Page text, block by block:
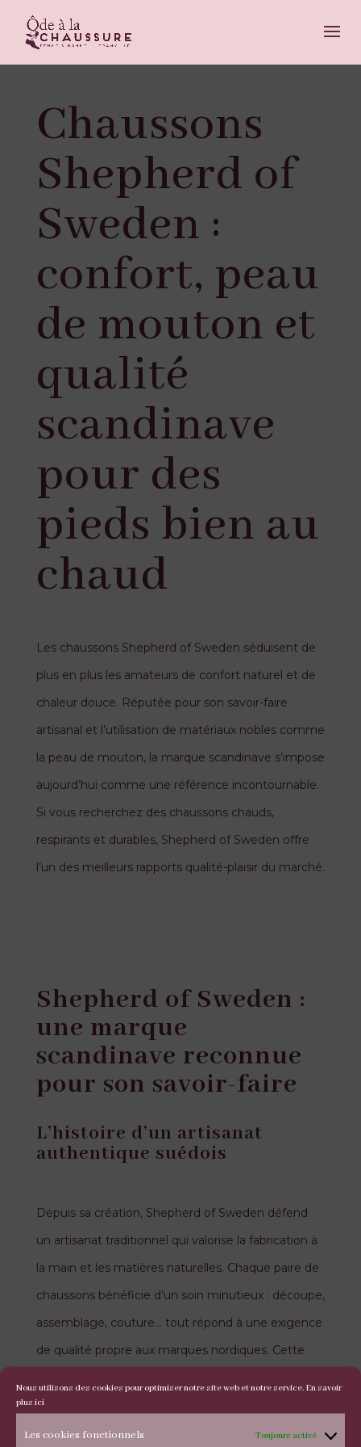
Nous utilisons des cookies pour optimiser notre site web et notre service. En savoir
plus ici
Les cookies fonctionnels Toujours activé
Chaussons
Shepherd of
Sweden :
confort, peau
de mouton et
qualité
scandinave
pour des
pieds bien au
chaud
Les chaussons Shepherd of Sweden séduisent de
plus en plus les amateurs de confort naturel et de
chaleur douce. Réputée pour son savoir-faire
artisanal et l’utilisation de matériaux nobles comme
la peau de mouton, la marque scandinave s’impose
aujourd’hui comme une référence incontournable.
Si vous recherchez des chaussons chauds,
respirants et durables, Shepherd of Sweden offre
l’un des meilleurs rapports qualité-plaisir du marché.
Shepherd of Sweden :
une marque
scandinave reconnue
pour son savoir-faire
L’histoire d’un artisanat
authentique suédois
Depuis sa création, Shepherd of Sweden défend
un artisanat traditionnel qui valorise la fabrication à
la main et les matières naturelles. Chaque paire de
chaussons bénéficie d’un soin minutieux : découpe,
assemblage, couture… tout répond à une exigence
de qualité propre aux marques nordiques. Cette
durable et parfaitement fini.